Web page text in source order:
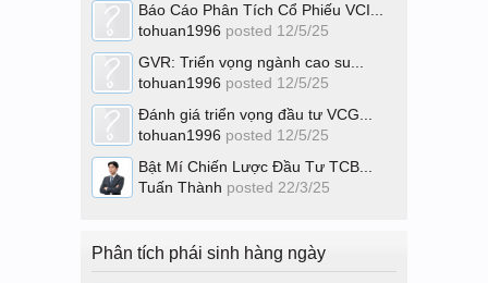
Báo Cáo Phân Tích Cổ Phiếu VCI...
tohuan1996 posted 12/5/25
GVR: Triển vọng ngành cao su...
tohuan1996 posted 12/5/25
Đánh giá triển vọng đầu tư VCG...
tohuan1996 posted 12/5/25
Bật Mí Chiến Lược Đầu Tư TCB...
Tuấn Thành posted 22/3/25
Phân tích phái sinh hàng ngày